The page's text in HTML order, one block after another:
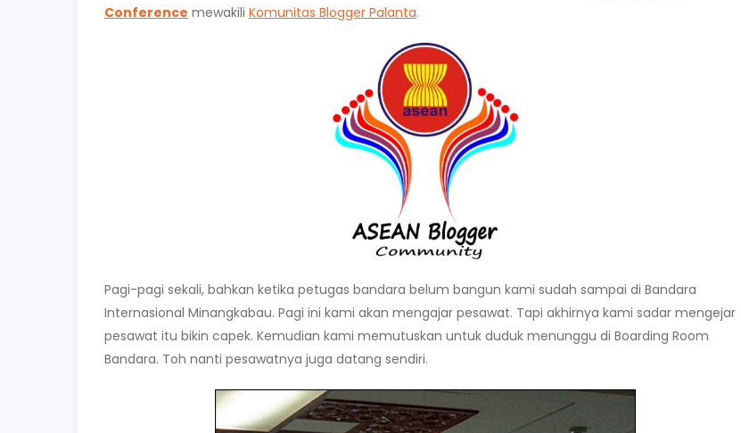
Conference mewakili Komunitas Blogger Palanta.
Pagi-pagi sekali, bahkan ketika petugas bandara belum bangun kami sudah sampai di Bandara
Internasional Minangkabau. Pagi ini kami akan mengajar pesawat. Tapi akhirnya kami sadar mengejar
pesawat itu bikin capek. Kemudian kami memutuskan untuk duduk menunggu di Boarding Room
Bandara. Toh nanti pesawatnya juga datang sendiri.